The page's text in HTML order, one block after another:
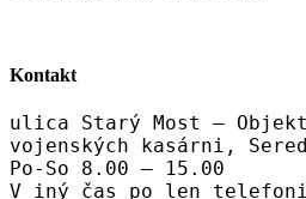
Kontakt
ulica Starý Most –
vojenských kasárni,
Po-So 8.00 – 15.00
V iný čas po len